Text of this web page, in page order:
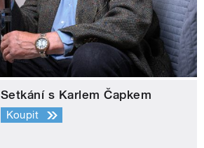
Setkání s Karlem Čapkem
Koupit